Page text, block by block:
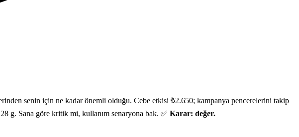
senin için ne kadar önemli olduğu. Cebe etkisi ₺2.650; kampanya pencerelerini takip
g. Sana göre kritik mi, kullanım senaryona bak. ✅ Karar: değer.